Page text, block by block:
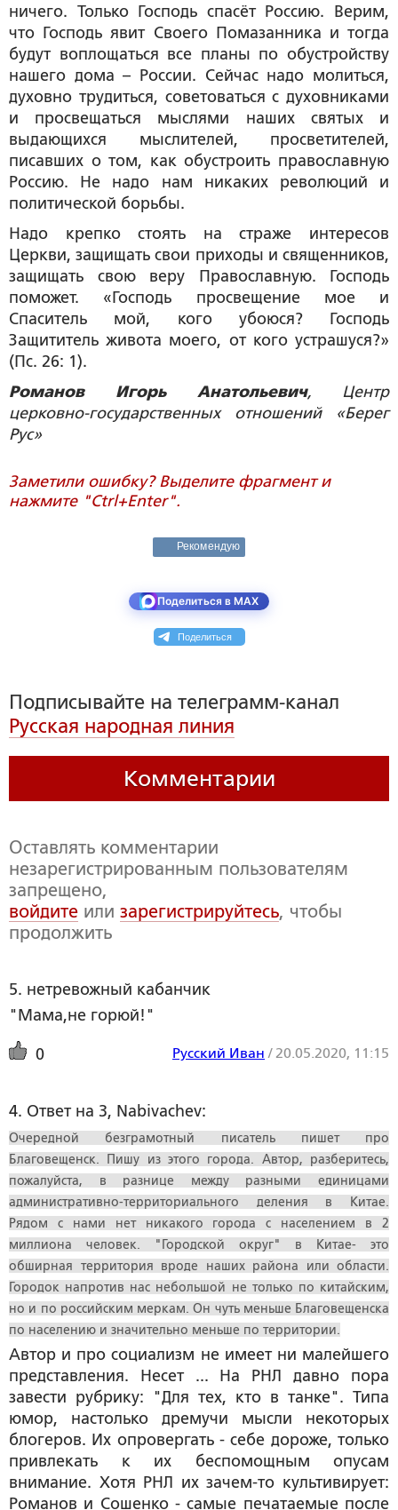
ничего. Только Господь спасёт Россию. Верим,
что Господь явит Своего Помазанника и тогда
будут воплощаться все планы по обустройству
нашего дома – России. Сейчас надо молиться,
духовно трудиться, советоваться с духовниками
и просвещаться мыслями наших святых и
выдающихся мыслителей, просветителей,
писавших о том, как обустроить православную
Россию. Не надо нам никаких революций и
политической борьбы.
Надо крепко стоять на страже интересов
Церкви, защищать свои приходы и священников,
защищать свою веру Православную. Господь
поможет. «Господь просвещение мое и
Спаситель мой, кого убоюся? Господь
Защититель живота моего, от кого устрашуся?»
(Пс. 26: 1).
Романов Игорь Анатольевич, Центр
церковно-государственных отношений «Берег
Рус»
Заметили ошибку? Выделите фрагмент и
нажмите "Ctrl+Enter".
Рекомендую
Поделиться в MAX
Поделиться
Подписывайте на телеграмм-канал
Русская народная линия
Комментарии
Оставлять комментарии
незарегистрированным пользователям
запрещено,
войдите или зарегистрируйтесь, чтобы
продолжить
5. нетревожный кабанчик
"Мама,не горюй!"
0 Русский Иван / 20.05.2020, 11:15
4. Ответ на 3, Nabivachev:
Очередной безграмотный писатель пишет про
Благовещенск. Пишу из этого города. Автор, разберитесь,
пожалуйста, в разнице между разными единицами
административно-территориального деления в Китае.
Рядом с нами нет никакого города с населением в 2
миллиона человек. "Городской округ" в Китае- это
обширная территория вроде наших района или области.
Городок напротив нас небольшой не только по китайским,
но и по российским меркам. Он чуть меньше Благовещенска
по населению и значительно меньше по территории.
Автор и про социализм не имеет ни малейшего
представления. Несет ... На РНЛ давно пора
завести рубрику: "Для тех, кто в танке". Типа
юмор, настолько дремучи мысли некоторых
блогеров. Их опровергать - себе дороже, только
привлекать к их беспомощным опусам
внимание. Хотя РНЛ их зачем-то культивирует:
Романов и Сошенко - самые печатаемые после